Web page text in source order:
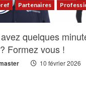
Partenaires
quelques
Formez vous !
10 février 2026